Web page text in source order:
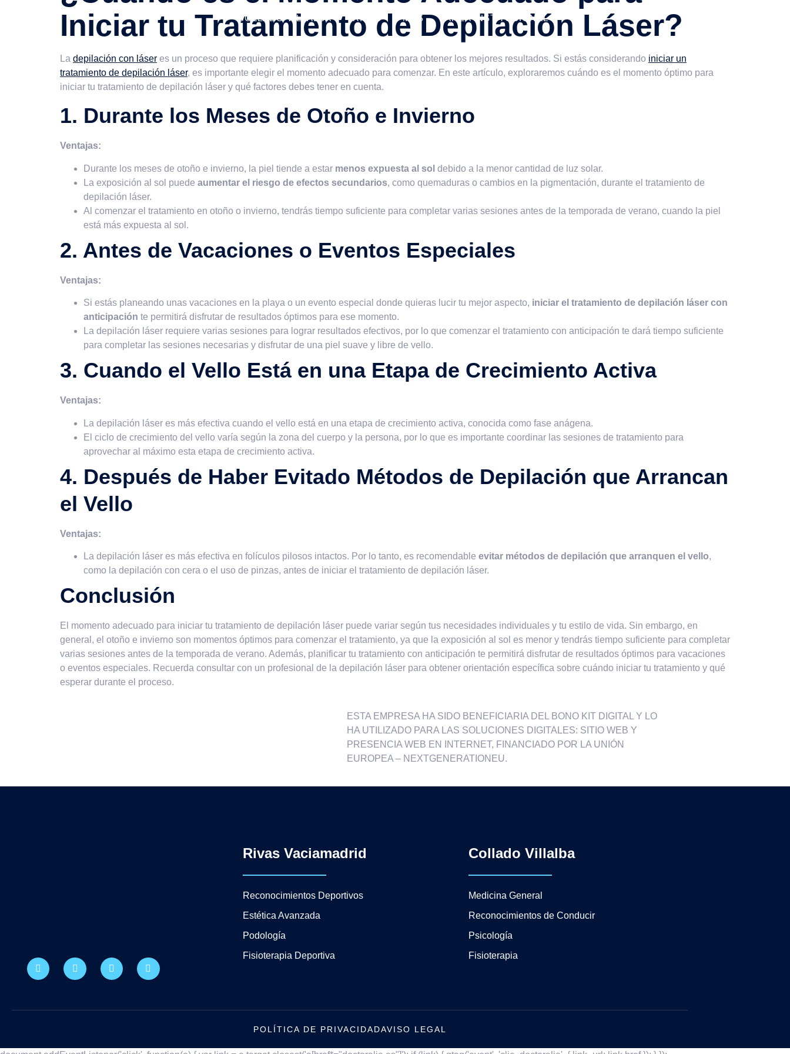
COLLADO VILLALBA RIVAS MÁS ÁREA INSTITUCIONAL
Iniciar tu Tratamiento de Depilación Láser?
La depilación con láser es un proceso que requiere planificación y consideración para obtener los mejores resultados. Si estás considerando iniciar un
tratamiento de depilación láser, es importante elegir el momento adecuado para comenzar. En este artículo, exploraremos cuándo es el momento óptimo para
iniciar tu tratamiento de depilación láser y qué factores debes tener en cuenta.
1. Durante los Meses de Otoño e Invierno
Ventajas:
Durante los meses de otoño e invierno, la piel tiende a estar menos expuesta al sol debido a la menor cantidad de luz solar.
La exposición al sol puede aumentar el riesgo de efectos secundarios, como quemaduras o cambios en la pigmentación, durante el tratamiento de
depilación láser.
Al comenzar el tratamiento en otoño o invierno, tendrás tiempo suficiente para completar varias sesiones antes de la temporada de verano, cuando la piel
está más expuesta al sol.
2. Antes de Vacaciones o Eventos Especiales
Ventajas:
Si estás planeando unas vacaciones en la playa o un evento especial donde quieras lucir tu mejor aspecto, iniciar el tratamiento de depilación láser con
anticipación te permitirá disfrutar de resultados óptimos para ese momento.
La depilación láser requiere varias sesiones para lograr resultados efectivos, por lo que comenzar el tratamiento con anticipación te dará tiempo suficiente
para completar las sesiones necesarias y disfrutar de una piel suave y libre de vello.
3. Cuando el Vello Está en una Etapa de Crecimiento Activa
Ventajas:
La depilación láser es más efectiva cuando el vello está en una etapa de crecimiento activa, conocida como fase anágena.
El ciclo de crecimiento del vello varía según la zona del cuerpo y la persona, por lo que es importante coordinar las sesiones de tratamiento para
aprovechar al máximo esta etapa de crecimiento activa.
4. Después de Haber Evitado Métodos de Depilación que Arrancan
el Vello
Ventajas:
La depilación láser es más efectiva en folículos pilosos intactos. Por lo tanto, es recomendable evitar métodos de depilación que arranquen el vello,
como la depilación con cera o el uso de pinzas, antes de iniciar el tratamiento de depilación láser.
Conclusión
El momento adecuado para iniciar tu tratamiento de depilación láser puede variar según tus necesidades individuales y tu estilo de vida. Sin embargo, en
general, el otoño e invierno son momentos óptimos para comenzar el tratamiento, ya que la exposición al sol es menor y tendrás tiempo suficiente para completar
varias sesiones antes de la temporada de verano. Además, planificar tu tratamiento con anticipación te permitirá disfrutar de resultados óptimos para vacaciones
o eventos especiales. Recuerda consultar con un profesional de la depilación láser para obtener orientación específica sobre cuándo iniciar tu tratamiento y qué
esperar durante el proceso.
ESTA EMPRESA HA SIDO BENEFICIARIA DEL BONO KIT DIGITAL Y LO
HA UTILIZADO PARA LAS SOLUCIONES DIGITALES: SITIO WEB Y
PRESENCIA WEB EN INTERNET, FINANCIADO POR LA UNIÓN
EUROPEA – NEXTGENERATIONEU.
Rivas Vaciamadrid
Reconocimientos Deportivos
Estética Avanzada
Podología
Fisioterapia Deportiva
Collado Villalba
Medicina General
Reconocimientos de Conducir
Psicología
Fisioterapia
POLÍTICA DE PRIVACIDADAVISO LEGAL